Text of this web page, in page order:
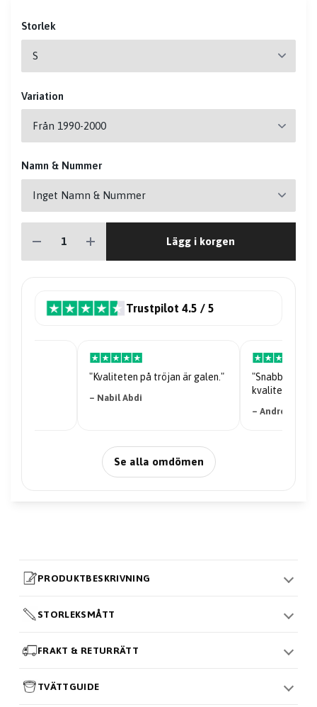
Storlek
Variation
Namn & Nummer
Lägg i korgen
Trustpilot 4.5 / 5
"Kvaliteten på tröjan är galen."
– Nabil Abdi
"Snabb
kvalitet."
– Andreas
Se alla omdömen
PRODUKTBESKRIVNING
STORLEKSMÅTT
FRAKT & RETURRÄTT
TVÄTTGUIDE